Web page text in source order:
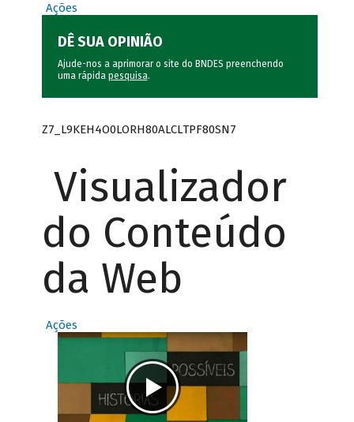
Ações
DÊ SUA OPINIÃO
Ajude-nos a aprimorar o site do BNDES preenchendo
uma rápida pesquisa.
Z7_L9KEH4O0LORH80ALCLTPF80SN7
Visualizador
do Conteúdo
da Web
Ações